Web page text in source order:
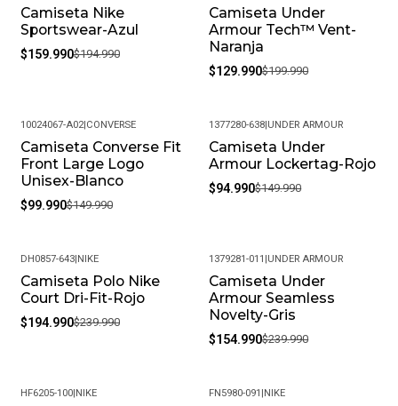
-18%
Camiseta Nike
Sportswear-Azul
$159.990$194.990
-35%
Camiseta Under
Armour Tech™ Vent-
Naranja
$129.990$199.990
-33%
10024067-A02|CONVERSE
Camiseta Converse Fit
Front Large Logo
Unisex-Blanco
$99.990$149.990
-37%
1377280-638|UNDER ARMOUR
Camiseta Under
Armour Lockertag-Rojo
$94.990$149.990
-19%
DH0857-643|NIKE
Camiseta Polo Nike
Court Dri-Fit-Rojo
$194.990$239.990
-35%
1379281-011 |UNDER ARMOUR
Camiseta Under
Armour Seamless
Novelty-Gris
$154.990$239.990
HF6205-100|NIKE FN5980-091 |NIKE